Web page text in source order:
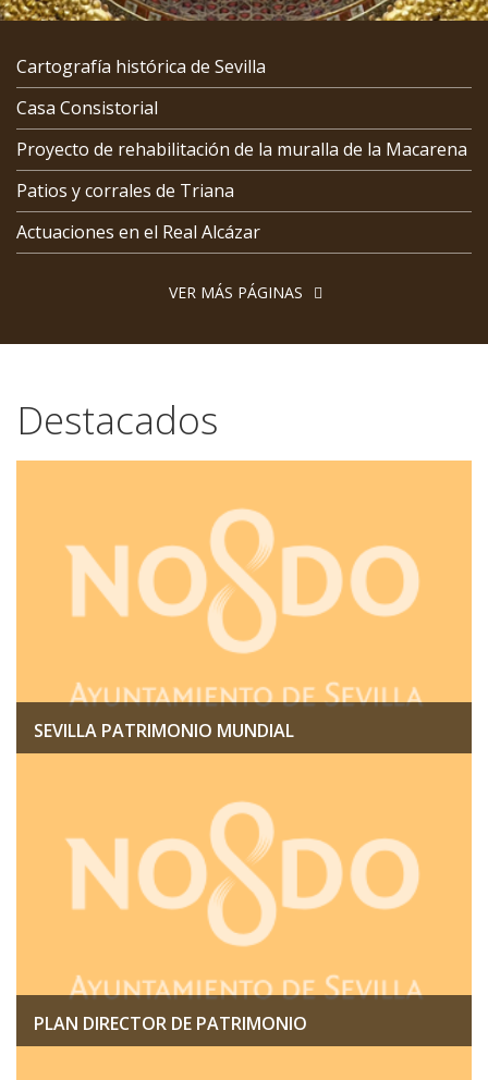
Cartografía histórica de Sevilla
Casa Consistorial
Proyecto de rehabilitación de la muralla de la Macarena
Patios y corrales de Triana
Actuaciones en el Real Alcázar
VER MÁS PÁGINAS
Destacados
SEVILLA PATRIMONIO MUNDIAL
PLAN DIRECTOR DE PATRIMONIO